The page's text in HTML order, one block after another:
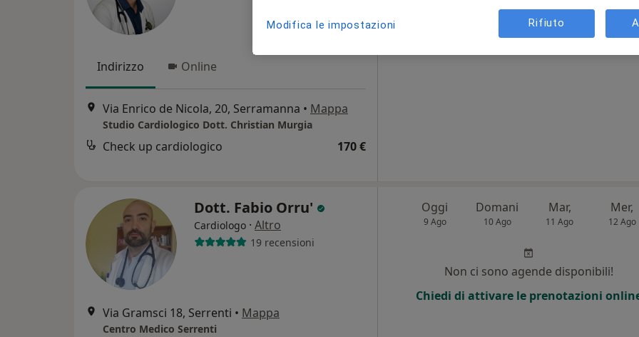
Indirizzo Online
Via Enrico de Nicola, 20, Serramanna • Mappa
Studio Cardiologico Dott. Christian Murgia
Check up cardiologico 170 €
Non ci sono agende disponibili!
Chiedi di attivare le prenotazioni
Dott. Fabio Orru'
Cardiologo · Altro
19 recensioni
Via Gramsci 18, Serrenti • Mappa
Centro Medico Serrenti
Oggi
9 Ago
Domani
10 Ago
Mar,
11 Ago
Mer,
12 Ago
Non ci sono agende disponibili!
Chiedi di attivare le prenotazioni
Modifica le impostazioni Rifiuto